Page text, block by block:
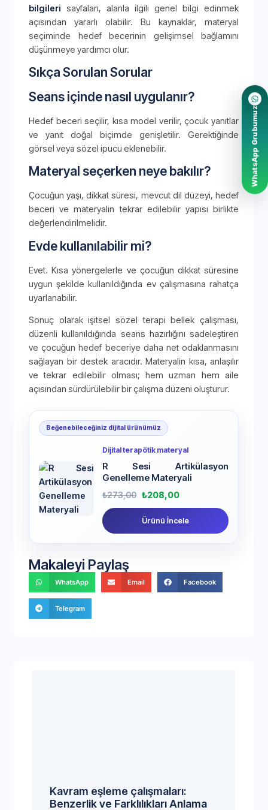
bilgileri sayfaları, alanla ilgili genel bilgi edinmek
açısından yararlı olabilir. Bu kaynaklar, materyal
seçiminde hedef becerinin gelişimsel bağlamını
düşünmeye yardımcı olur.
Sıkça Sorulan Sorular
Seans içinde nasıl uygulanır?
Hedef beceri seçilir, kısa model verilir, çocuk yanıtlar
ve yanıt doğal biçimde genişletilir. Gerektiğinde
görsel veya sözel ipucu eklenebilir.
Materyal seçerken neye bakılır?
Çocuğun yaşı, dikkat süresi, mevcut dil düzeyi, hedef
beceri ve materyalin tekrar edilebilir yapısı birlikte
değerlendirilmelidir.
Evde kullanılabilir mi?
Evet. Kısa yönergelerle ve çocuğun dikkat süresine
uygun şekilde kullanıldığında ev çalışmasına rahatça
uyarlanabilir.
Sonuç olarak işitsel sözel terapi bellek çalışması,
düzenli kullanıldığında seans hazırlığını sadeleştiren
ve çocuğun hedef beceriye daha net odaklanmasını
sağlayan bir destek aracıdır. Materyalin kısa, anlaşılır
ve tekrar edilebilir olması; hem uzman hem aile
açısından sürdürülebilir bir çalışma düzeni oluşturur.
Beğenebileceğiniz dijital ürünümüz
Dijital terapötik materyal
R Sesi Artikülasyon
Genelleme Materyali
₺273,00 ₺208,00
Ürünü İncele
Makaleyi Paylaş
WhatsApp Email Facebook
Telegram
Kavram eşleme çalışmaları:
Benzerlik ve Farklılıkları Anlama
WhatsApp Grubumuz